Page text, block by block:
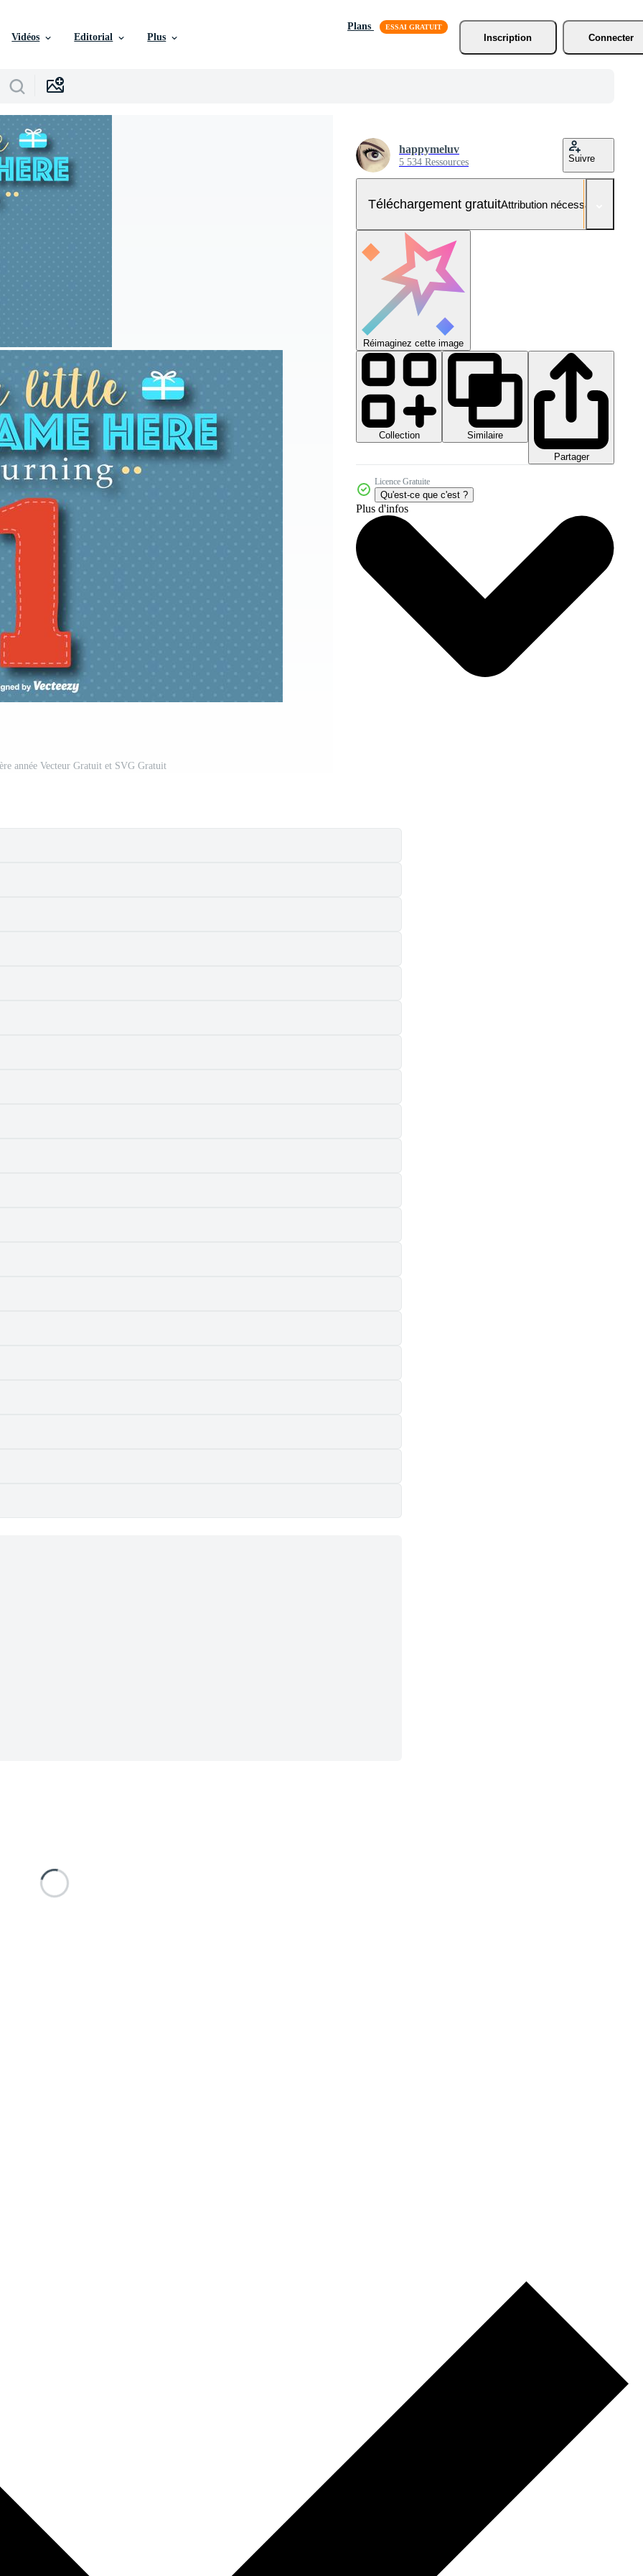
Vidéos Editorial Plus
Plans
Inscription
Connecter
année Vecteur Gratuit et SVG Gratuit
happymeluv
5 534 Ressources Suivre
Téléchargement gratuitAttribution nécessaire
Réimaginez cette image
Collection
Similaire
Partager
Licence Gratuite
Qu'est-ce que c'est ?
Plus d'infos